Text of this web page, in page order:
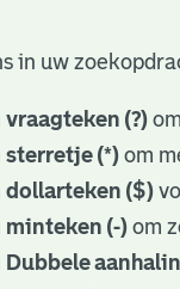
in uw
vraagteken (?)
sterretje (*) om
dollarteken ($)
minteken (-) om
Dubbele